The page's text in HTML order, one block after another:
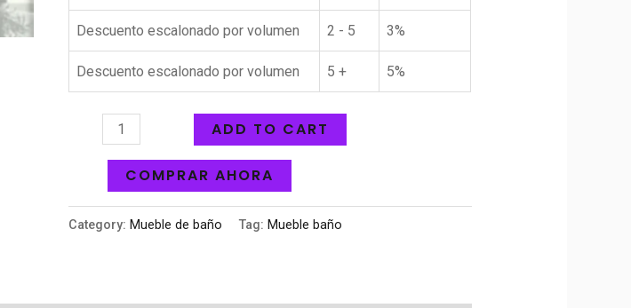
Descuento escalonado por volumen 2 - 5 3%
Descuento escalonado por volumen 5 + 5%
ADD TO CART
COMPRAR AHORA
Category: Mueble de baño Tag: Mueble baño